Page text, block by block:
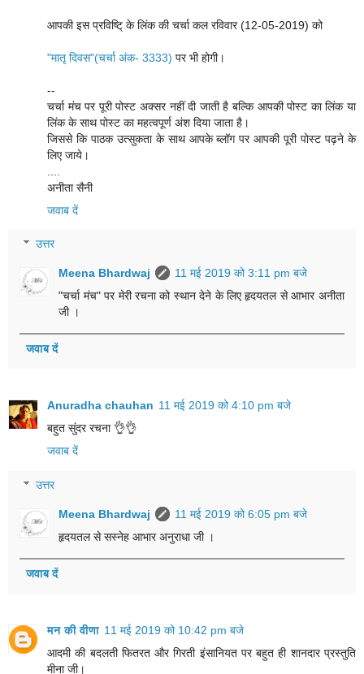
आपकी इस प्रविष्टि् के लिंक की चर्चा कल रविवार (12-05-2019) को
"मातृ दिवस"(चर्चा अंक- 3333) पर भी होगी।
--
चर्चा मंच पर पूरी पोस्ट अक्सर नहीं दी जाती है बल्कि आपकी पोस्ट का लिंक या
लिंक के साथ पोस्ट का महत्वपूर्ण अंश दिया जाता है।
जिससे कि पाठक उत्सुकता के साथ आपके ब्लॉग पर आपकी पूरी पोस्ट पढ़ने के
लिए जाये।
अनीता सैनी
जवाब दें
उत्तर
Meena Bhardwaj
11 मई 2019 को 3:11 pm बजे
"चर्चा मंच" पर मेरी रचना को स्थान देने के लिए हृदयतल से आभार अनीता
जी ।
जवाब दें
Anuradha chauhan 11 मई 2019 को 4:10 pm बजे
बहुत सुंदर रचना 👌👌
जवाब दें
उत्तर
Meena Bhardwaj
11 मई 2019 को 6:05 pm बजे
हृदयतल से सस्नेह आभार अनुराधा जी ।
जवाब दें
मन की वीणा 11 मई 2019 को 10:42 pm बजे
आदमी की बदलती फितरत और गिरती इंसानियत पर बहुत ही शानदार प्रस्तुति
मीना जी।